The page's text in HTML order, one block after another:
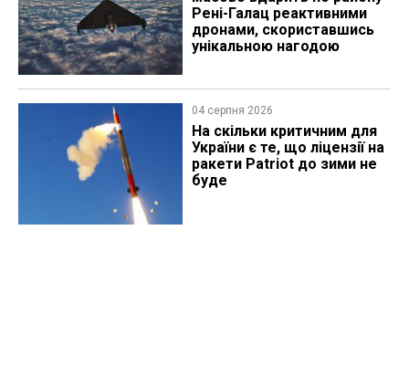
Рені-Галац реактивними
дронами, скориставшись
унікальною нагодою
04 серпня 2026
На скільки критичним для
України є те, що ліцензії на
ракети Patriot до зими не
буде